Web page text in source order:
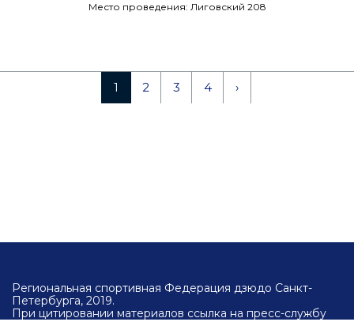
Место проведения: Лиговский 208
1 2 3 4 ›
Региональная спортивная Федерация дзюдо Санкт-
Петербурга, 2019.
При цитировании материалов ссылка на пресс-службу